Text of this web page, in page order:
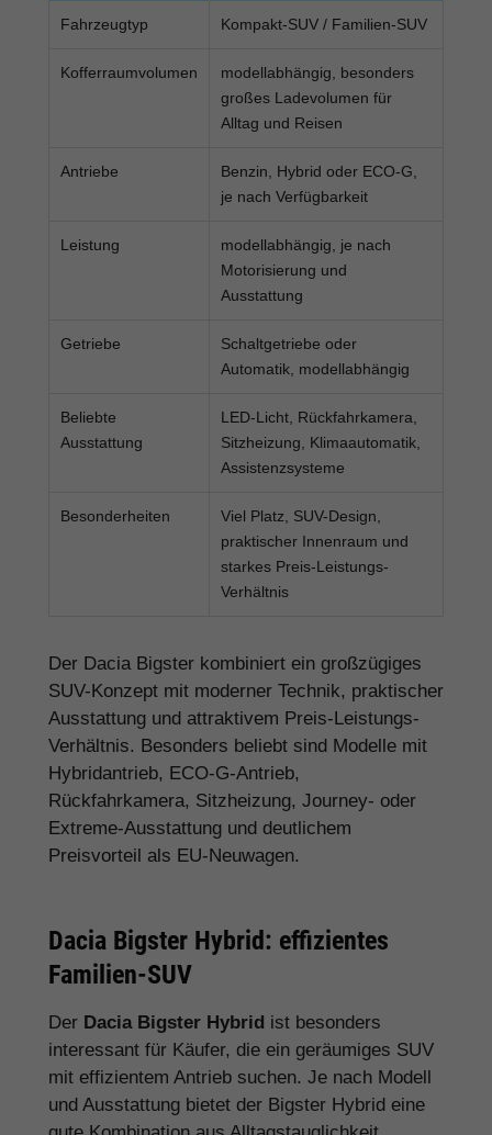
Fahrzeugtyp Kompakt-SUV / Familien-SUV
Kofferraumvolumen
modellabhängig, besonders
großes Ladevolumen für
Alltag und Reisen
Antriebe
Benzin, Hybrid oder ECO-G,
je nach Verfügbarkeit
Leistung
modellabhängig, je nach
Motorisierung und
Ausstattung
Getriebe
Schaltgetriebe oder
Automatik, modellabhängig
Beliebte
Ausstattung
LED-Licht, Rückfahrkamera,
Sitzheizung, Klimaautomatik,
Assistenzsysteme
Besonderheiten
Viel Platz, SUV-Design,
praktischer Innenraum und
starkes Preis-Leistungs-
Verhältnis
Der Dacia Bigster kombiniert ein großzügiges
SUV-Konzept mit moderner Technik, praktischer
Ausstattung und attraktivem Preis-Leistungs-
Verhältnis. Besonders beliebt sind Modelle mit
Hybridantrieb, ECO-G-Antrieb,
Rückfahrkamera, Sitzheizung, Journey- oder
Extreme-Ausstattung und deutlichem
Preisvorteil als EU-Neuwagen.
Dacia Bigster Hybrid: effizientes
Familien-SUV
Der Dacia Bigster Hybrid ist besonders
interessant für Käufer, die ein geräumiges SUV
mit effizientem Antrieb suchen. Je nach Modell
und Ausstattung bietet der Bigster Hybrid eine